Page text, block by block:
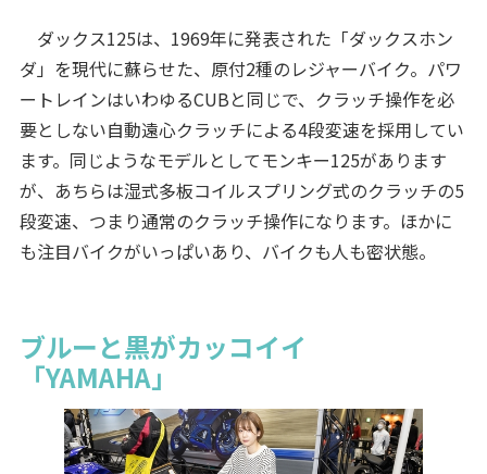
ダックス125は、1969年に発表された「ダックスホン
ダ」を現代に蘇らせた、原付2種のレジャーバイク。パワ
ートレインはいわゆるCUBと同じで、クラッチ操作を必
要としない自動遠心クラッチによる4段変速を採用してい
ます。同じようなモデルとしてモンキー125があります
が、あちらは湿式多板コイルスプリング式のクラッチの5
段変速、つまり通常のクラッチ操作になります。ほかに
も注目バイクがいっぱいあり、バイクも人も密状態。
ブルーと黒がカッコイイ
「YAMAHA」